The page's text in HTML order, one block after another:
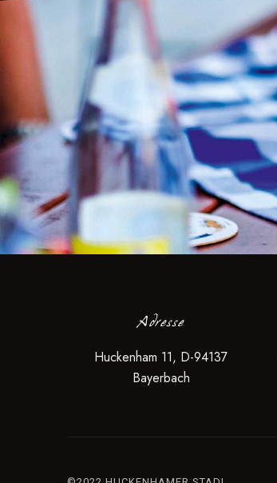
Adresse
Huckenham 11, D-94137
Bayerbach